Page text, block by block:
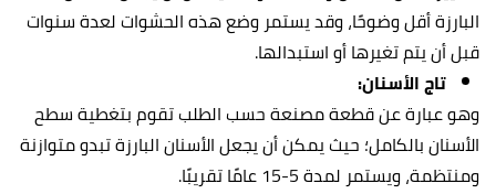
البارزة أقل وضوحًا، وقد يستمر وضع هذه الحشوات لعدة سنوات
قبل أن يتم تغيرها أو استبدالها.
تاج الأسنان:
وهو عبارة عن قطعة مصنعة حسب الطلب تقوم بتغطية سطح
الأسنان بالكامل؛ حيث يمكن أن يجعل الأسنان البارزة تبدو متوازنة
ومنتظمة، ويستمر لمدة 5-15 عامًا تقريبًا.